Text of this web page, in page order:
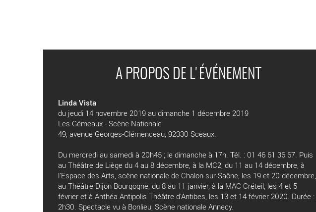
A PROPOS DE L'ÉVÉNEMENT
Linda Vista
du jeudi 14 novembre 2019 au dimanche 1 décembre 2019
Les Gémeaux - Scène Nationale
49, avenue Georges-Clémenceau, 92330 Sceaux.
Du mercredi au samedi à 20h45 ; le dimanche à 17h. Tél. : 01 46 61 36 67. Puis
au Théâtre de Liège du 4 au 8 décembre, à la MC2, du 11 au 14 décembre, à
l’Espace des Arts, scène nationale de Chalon-sur-Saône, les 19 et 20 décembre,
au Théâtre Dijon Bourgogne, du 8 au 11 janvier, à la MAC Créteil, les 4 et 5
février et à Anthéa Antipolis Théâtre d'Antibes, les 13 et 14 février 2020. Durée :
2h30. Spectacle vu à Bonlieu, Scène nationale Annecy.